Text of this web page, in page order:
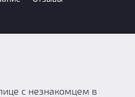
с незнакомцем в